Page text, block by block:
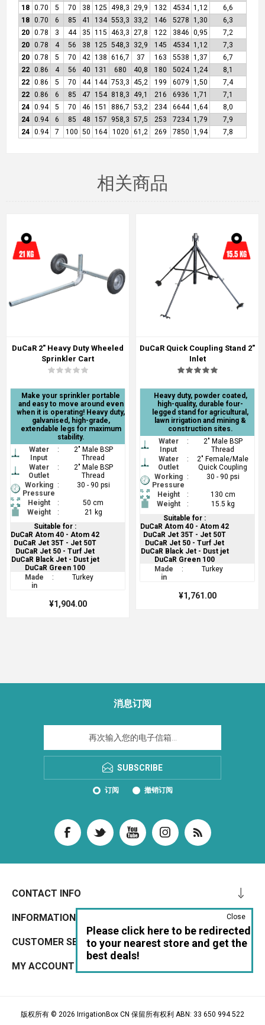
18 0.70 5 70 38 125 498,3 29,9 132 4534 1,12
6,6
18 0.70 6 85 41 134 553,3 33,2 146 5278 1,30
6,3
20 0.78 3 44 35 115 463,3 27,8 122 3846 0,95
7,2
20 0.78 4 56 38 125 548,3 32,9 145 4534 1,12
7,3
20 0.78 5 70 42 138 616,7 37 163 5538 1,37
6,7
22 0.86 4 56 40 131 680 40,8 180 5024 1,24
8,1
22 0.86 5 70 44 144 753,3 45,2 199 6079 1,50
7,4
22 0.86 6 85 47 154 818,3 49,1 216 6936 1,71
7,1
24 0.94 5 70 46 151 886,7 53,2 234 6644 1,64
8,0
24 0.94 6 85 48 157 958,3 57,5 253 7234 1,79
7,9
24 0.94 7 100 50 164 1020 61,2 269 7850 1,94 7,8
相关商品
DuCaR 2" Heavy Duty Wheeled
Sprinkler Cart
Make your sprinkler portable
and easy to move around even
when it is operating! Heavy duty,
galvanised, high-grade,
extendable legs for maximum
stability.
Water
Input
:
2" Male BSP
Thread
Water
Outlet
:
2" Male BSP
Thread
Working
Pressure
: 30 - 90 psi
Height :
50 cm
Weight
:
21 kg
Suitable for :
DuCaR Atom 40 - Atom 42
DuCaR Jet 35T - Jet 50T
DuCaR Jet 50 - Turf Jet
DuCaR Black Jet - Dust jet
DuCaR Green 100
Made
in
: Turkey
¥1,904.00
DuCaR Quick Coupling Stand 2"
Inlet
Heavy duty, powder coated,
high-quality, durable four-
legged stand for agricultural,
lawn irrigation and mining &
construction sites.
Water
Input
:
2" Male BSP
Thread
Water
Outlet
:
2" Female/Male
Quick Coupling
Working
Pressure
: 30 - 90 psi
Height :
130 cm
Weight
:
15.5 kg
Suitable for :
DuCaR Atom 40 - Atom 42
DuCaR Jet 35T - Jet 50T
DuCaR Jet 50 - Turf Jet
DuCaR Black Jet - Dust jet
DuCaR Green 100
Made
in
: Turkey
¥1,761.00
消息订阅
SUBSCRIBE
订阅 撤销订阅
CONTACT INFO
INFORMATION
CUSTOMER SERVICE
MY ACCOUNT
版权所有 © 2026 IrrigationBox CN 保留所有权利 ABN: 33 650 994 522
Please click here to be redirected
to your nearest store and get the
best deals!
Close